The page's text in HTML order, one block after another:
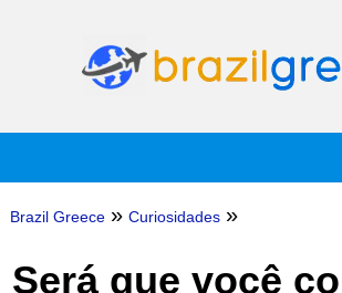
Brazil Greece » Curiosidades »
Será que você